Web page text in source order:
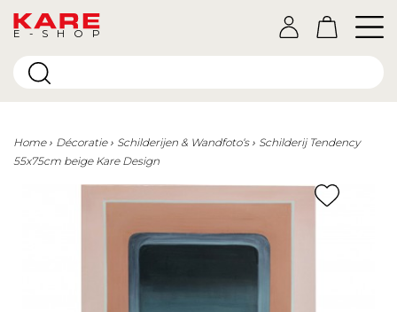
E-SHOP
Home Décoratie Schilderijen & Wandfoto‘s
Schilderij Tendency
55x75cm beige Kare Design